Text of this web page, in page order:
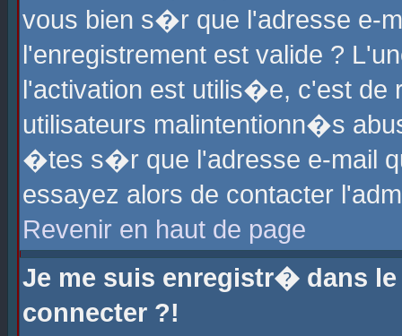
vous bien s�r que l'adresse e-
l'enregistrement est valide ?
l'activation est utilis�e, c'est
utilisateurs malintentionn�s
�tes s�r que l'adresse e-mail
essayez alors de contacter
Revenir en haut de page
Je me suis enregistr� dans
connecter ?!